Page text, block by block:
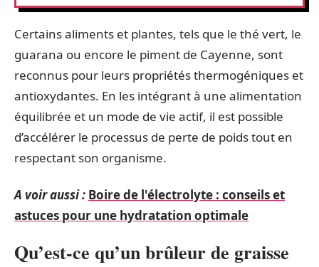
Certains aliments et plantes, tels que le thé vert, le
guarana ou encore le piment de Cayenne, sont
reconnus pour leurs propriétés thermogéniques et
antioxydantes. En les intégrant à une alimentation
équilibrée et un mode de vie actif, il est possible
d’accélérer le processus de perte de poids tout en
respectant son organisme.
A voir aussi : Boire de l'électrolyte : conseils et
astuces pour une hydratation optimale
Qu’est-ce qu’un brûleur de graisse